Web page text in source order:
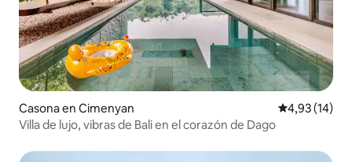
Casona en Cimenyan Calificación
4,93 (14)
Villa de lujo, vibras de Bali en el corazón de Dago